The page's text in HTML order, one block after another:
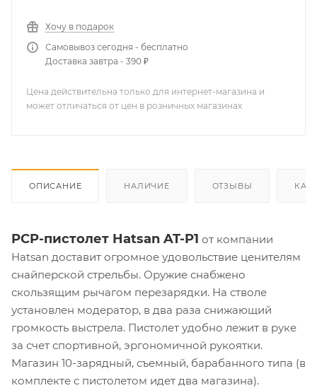
Хочу в подарок
Самовывоз сегодня - бесплатно
Доставка завтра - 390 ₽
Цена действительна только для интернет-магазина и
может отличаться от цен в розничных магазинах
ОПИСАНИЕ НАЛИЧИЕ ОТЗЫВЫ КАК
PCP-пистолет Hatsan AT-P1 от компании
Hatsan доставит огромное удовольствие ценителям
снайперской стрельбы. Оружие снабжено
скользящим рычагом перезарядки. На стволе
установлен модератор, в два раза снижающий
громкость выстрела. Пистолет удобно лежит в руке
за счет спортивной, эргономичной рукоятки.
Магазин 10-зарядный, съемный, барабанного типа (в
комплекте с пистолетом идет два магазина).